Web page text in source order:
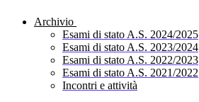
Archivio
Esami di stato A.S. 2024/2025
Esami di stato A.S. 2023/2024
Esami di stato A.S. 2022/2023
Esami di stato A.S. 2021/2022
Incontri e attività